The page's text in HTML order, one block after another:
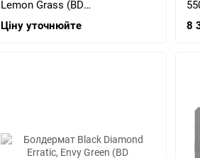
Lemon Grass (BD
Ціну уточнюйте
8